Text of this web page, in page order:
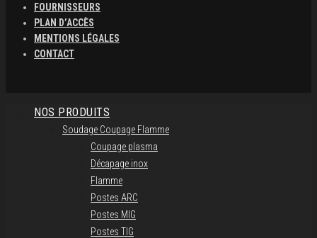
FOURNISSEURS
PLAN D’ACCÈS
MENTIONS LÉGALES
CONTACT
NOS PRODUITS
Soudage Coupage Flamme
Coupage plasma
Décapage inox
Flamme
Postes ARC
Postes MIG
Postes TIG